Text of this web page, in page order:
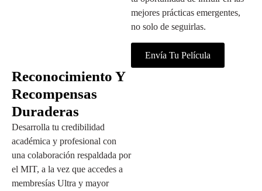
mejores prácticas emergentes,
no solo de seguirlas.
Envía Tu Película
Reconocimiento Y
Recompensas
Duraderas
Desarrolla tu credibilidad
académica y profesional con
una colaboración respaldada por
el MIT, a la vez que accedes a
membresías Ultra y mayor